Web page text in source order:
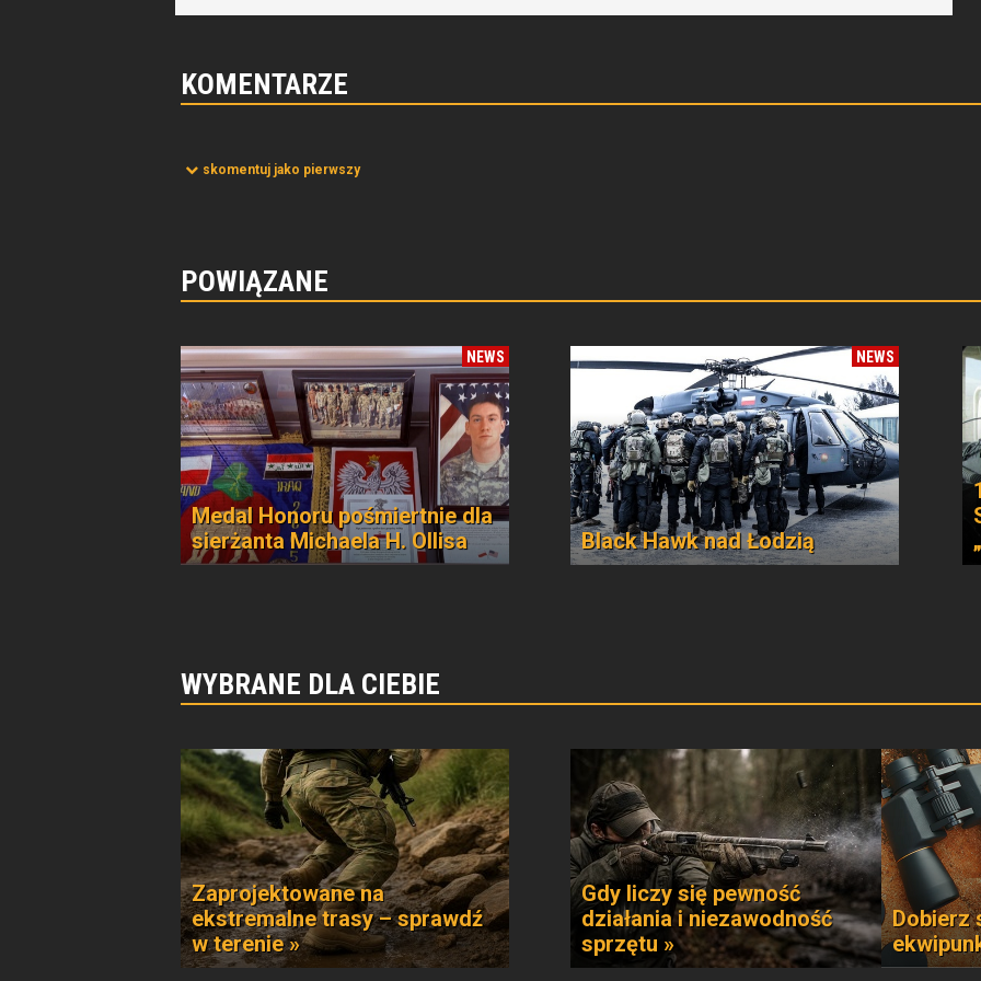
KOMENTARZE
skomentuj jako pierwszy
POWIĄZANE
NEWS
Medal Honoru pośmiertnie dla
sierżanta Michaela H. Ollisa
NEWS
Black Hawk nad Łodzią
WYBRANE DLA CIEBIE
Zaprojektowane na
ekstremalne trasy – sprawdź
w terenie »
Gdy liczy się pewność
działania i niezawodność
sprzętu »
Dobierz